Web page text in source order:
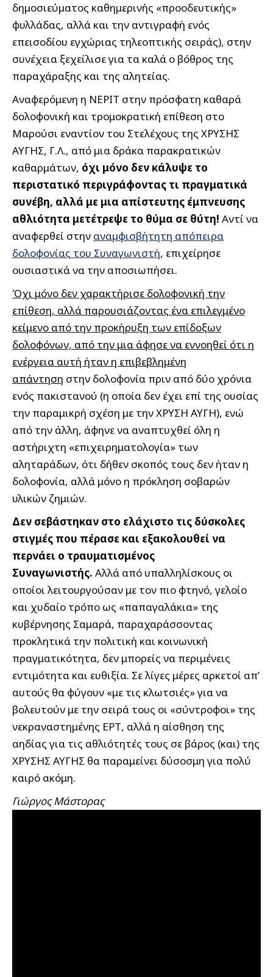
δημοσιεύματος καθημερινής «προοδευτικής»
φυλλάδας, αλλά και την αντιγραφή ενός
επεισοδίου εγχώριας τηλεοπτικής σειράς), στην
συνέχεια ξεχείλισε για τα καλά ο βόθρος της
παραχάραξης και της αλητείας.
Αναφερόμενη η ΝΕΡΙΤ στην πρόσφατη καθαρά
δολοφονική και τρομοκρατική επίθεση στο
Μαρούσι εναντίον του Στελέχους της ΧΡΥΣΗΣ
ΑΥΓΗΣ, Γ.Λ., από μια δράκα παρακρατικών
καθαρμάτων, όχι μόνο δεν κάλυψε το
περιστατικό περιγράφοντας τι πραγματικά
συνέβη, αλλά με μια απίστευτης έμπνευσης
αθλιότητα μετέτρεψε το θύμα σε θύτη! Αντί να
αναφερθεί στην αναμφισβήτητη απόπειρα
δολοφονίας του Συναγωνιστή, επιχείρησε
ουσιαστικά να την αποσιωπήσει.
Όχι μόνο δεν χαρακτήρισε δολοφονική την
επίθεση, αλλά παρουσιάζοντας ένα επιλεγμένο
κείμενο από την προκήρυξη των επίδοξων
δολοφόνων, από την μια άφησε να εννοηθεί ότι η
ενέργεια αυτή ήταν η επιβεβλημένη
απάντηση στην δολοφονία πριν από δύο χρόνια
ενός πακιστανού (η οποία δεν έχει επί της ουσίας
την παραμικρή σχέση με την ΧΡΥΣΗ ΑΥΓΗ), ενώ
από την άλλη, άφηνε να αναπτυχθεί όλη η
αστήριχτη «επιχειρηματολογία» των
αληταράδων, ότι δήθεν σκοπός τους δεν ήταν η
δολοφονία, αλλά μόνο η πρόκληση σοβαρών
υλικών ζημιών.
Δεν σεβάστηκαν στο ελάχιστο τις δύσκολες
στιγμές που πέρασε και εξακολουθεί να
περνάει ο τραυματισμένος
Συναγωνιστής. Αλλά από υπαλληλίσκους οι
οποίοι λειτουργούσαν με τον πιο φτηνό, γελοίο
και χυδαίο τρόπο ως «παπαγαλάκια» της
κυβέρνησης Σαμαρά, παραχαράσσοντας
προκλητικά την πολιτική και κοινωνική
πραγματικότητα, δεν μπορείς να περιμένεις
εντιμότητα και ευθιξία. Σε λίγες μέρες αρκετοί απ’
αυτούς θα φύγουν «με τις κλωτσιές» για να
βολευτούν με την σειρά τους οι «σύντροφοι» της
νεκραναστημένης ΕΡΤ, αλλά η αίσθηση της
αηδίας για τις αθλιότητές τους σε βάρος (και) της
ΧΡΥΣΗΣ ΑΥΓΗΣ θα παραμείνει δύσοσμη για πολύ
καιρό ακόμη.
Γιώργος Μάστορας